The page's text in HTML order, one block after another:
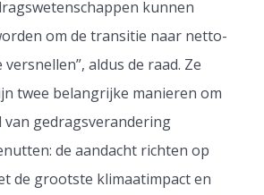
kunnen
om de transitie naar netto-
aldus de raad. Ze
twee belangrijke manieren om
gedragsverandering
de aandacht richten op
de grootste klimaatimpact en